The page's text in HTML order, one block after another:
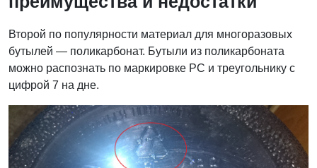
Второй по популярности материал для многоразовых
бутылей — поликарбонат. Бутыли из поликарбоната
можно распознать по маркировке PC и треугольнику с
цифрой 7 на дне.